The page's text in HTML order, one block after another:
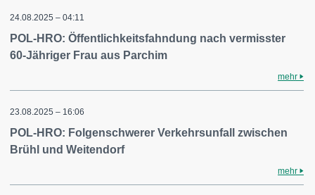
24.08.2025 – 04:11
POL-HRO: Öffentlichkeitsfahndung nach vermisster
60-Jähriger Frau aus Parchim
mehr
23.08.2025 – 16:06
POL-HRO: Folgenschwerer Verkehrsunfall zwischen
Brühl und Weitendorf
mehr